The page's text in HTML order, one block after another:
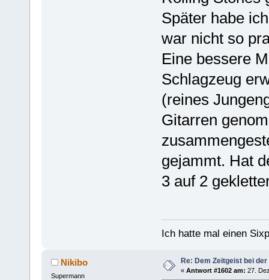
Später habe
war nicht so
Eine bessere
Schlagzeug
(reines
Gitarren
gejammt. Hat
3 auf 2
Ich hatte mal einen
Nikibo
Supermann
Re: Dem Zeitgeist bei
« Antwort #1602 am: 27.